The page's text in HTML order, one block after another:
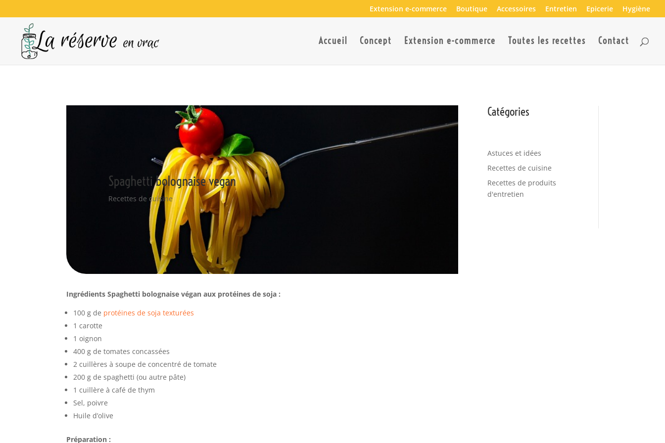
Extension e-commerce Boutique Accessoires Entretien Epicerie Hygiène
Accueil Concept Extension e-commerce Toutes les recettes Contact
Spaghetti bolognaise vegan
Recettes de cuisine
Ingrédients Spaghetti bolognaise végan aux protéines de soja :
100 g de protéines de soja texturées
1 carotte
1 oignon
400 g de tomates concassées
2 cuillères à soupe de concentré de tomate
200 g de spaghetti (ou autre pâte)
1 cuillère à café de thym
Sel, poivre
Huile d’olive
Préparation :
Catégories
Astuces et idées
Recettes de cuisine
Recettes de produits
d'entretien